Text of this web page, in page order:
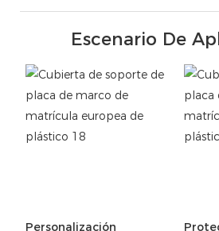
Escenario De
Personalización